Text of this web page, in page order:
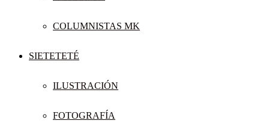
COLUMNISTAS MK
SIETETETÉ
ILUSTRACIÓN
FOTOGRAFÍA